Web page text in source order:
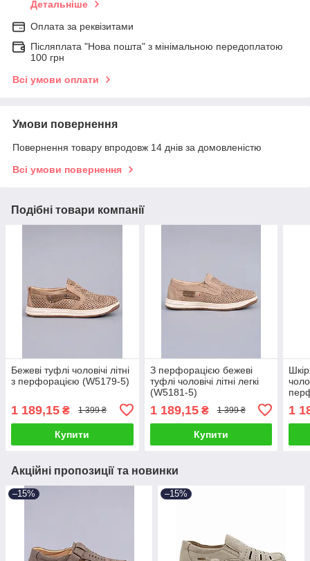
Детальніше
Оплата за реквізитами
Післяплата "Нова пошта" з мінімальною передоплатою
100 грн
Всі умови оплати
Умови повернення
Повернення товару впродовж 14 днів за домовленістю
Всі умови повернення
Подібні товари компанії
Бежеві туфлі чоловічі літні
з перфорацією (W5179-5)
1 189,15 ₴ 1 399 ₴
Купити
З перфорацією бежеві
туфлі чоловічі літні легкі
(W5181-5)
1 189,15₴ 1 399 ₴
Купити
1
Акційні пропозиції та новинки
–15% –15%